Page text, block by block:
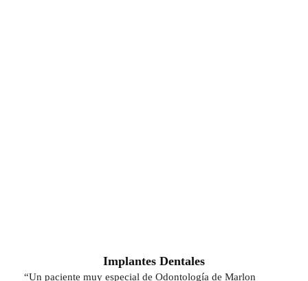
Implantes Dentales
“Un paciente muy especial de Odontología de Marlon